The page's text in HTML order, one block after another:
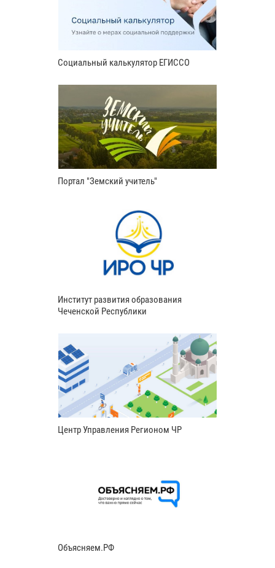
Социальный калькулятор ЕГИССО
Портал "Земский учитель"
Институт развития образования
Чеченской Республики
Центр Управления Регионом ЧР
Объясняем.РФ